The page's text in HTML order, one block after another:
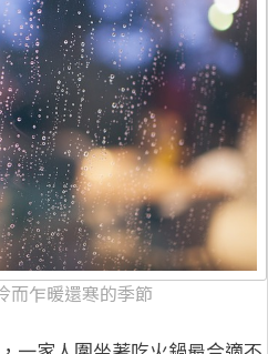
而乍暖還寒的季節